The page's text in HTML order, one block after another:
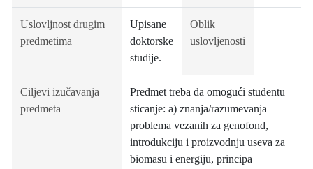
Uslovljnost drugim
predmetima
Upisane
doktorske
studije.
Oblik
uslovljenosti
Ciljevi izučavanja
predmeta
Predmet treba da omogući studentu
sticanje: a) znanja/razumevanja
problema vezanih za genofond,
introdukciju i proizvodnju useva za
biomasu i energiju, principa